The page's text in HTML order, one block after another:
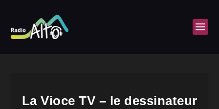
La Vioce TV – le dessinateur